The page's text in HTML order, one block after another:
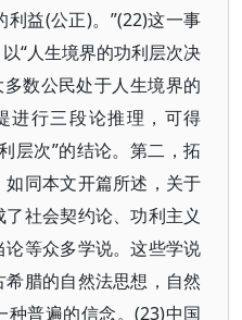
益(公正)。”(22)这一事
“人生境界的功利层次决
数公民处于人生境界的
进行三段论推理，可得
层次”的结论。第二，拓
同本文开篇所述，关于
社会契约论、功利主义
等众多学说。这些学说
腊的自然法思想，自然
普遍的信念。(23)中国